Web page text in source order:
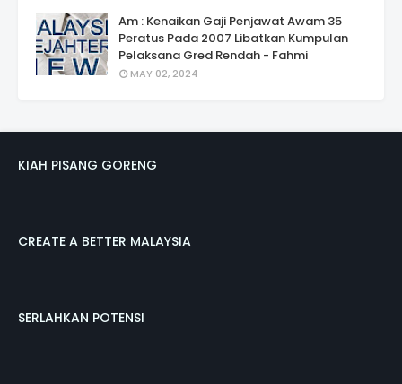
Am : Kenaikan Gaji Penjawat Awam 35
Peratus Pada 2007 Libatkan Kumpulan
Pelaksana Gred Rendah - Fahmi
MAY 02, 2024
KIAH PISANG GORENG
CREATE A BETTER MALAYSIA
SERLAHKAN POTENSI